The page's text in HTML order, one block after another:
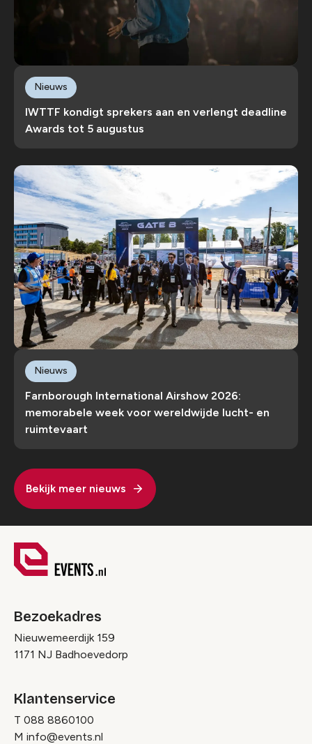
IWTTF kondigt sprekers aan en verlengt deadline
Awards tot 5 augustus
Nieuws
Farnborough International Airshow 2026:
memorabele week voor wereldwijde lucht- en
ruimtevaart
Nieuws
Bekijk meer nieuws
Bezoekadres
Nieuwemeerdijk 159
1171 NJ Badhoevedorp
Klantenservice
T 088 8860100
M info@events.nl